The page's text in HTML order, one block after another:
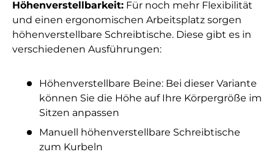
Höhenverstellbarkeit: Für noch mehr Flexibilität
und einen ergonomischen Arbeitsplatz sorgen
höhenverstellbare Schreibtische. Diese gibt es in
verschiedenen Ausführungen:
Höhenverstellbare Beine: Bei dieser Variante
können Sie die Höhe auf Ihre Körpergröße im
Sitzen anpassen
Manuell höhenverstellbare Schreibtische
zum Kurbeln